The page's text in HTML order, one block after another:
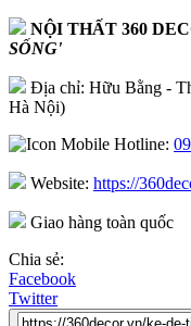
NỘI THẤT 360
SỐNG'
Địa chỉ: Hữu Bằng -
Hà Nội)
Hotline:
Website: https://
Giao hàng toàn quốc
Chia sẻ:
Facebook
Twitter